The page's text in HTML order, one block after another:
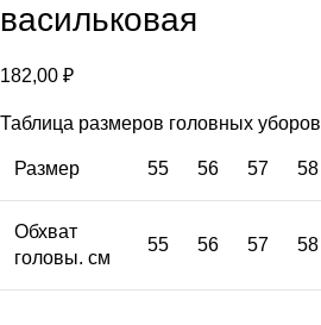
васильковая
182,00 ₽
Таблица размеров головных уборов
Размер 55 56 57 58
Обхват
головы. см
55 56 57 58